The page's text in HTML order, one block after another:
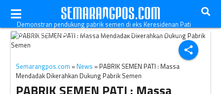
share
Demonstran pendukung pabrik semen di eks Keresidenan Pati
mengepalkan tinju saat berunjuk rasa di Semarang, Jateng,
Selasa (13/12/2016). (JIBI/Solopos/Antara/R. Rekotomo)
Semarangpos.com » News » PABRIK SEMEN PATI : Massa
Mendadak Dikerahkan Dukung Pabrik Semen